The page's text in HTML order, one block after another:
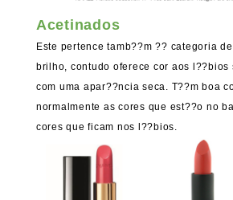
Acetinados
Este pertence tamb??m ?? categoria
brilho, contudo oferece cor aos l??bios
com uma apar??ncia seca. T??m boa
normalmente as cores que est??o no
cores que ficam nos l??bios.